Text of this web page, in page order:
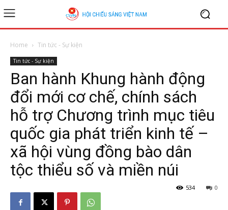
Home Tin tức - Sự kiện
Tin tức - Sự kiện
Ban hành Khung hành động
đổi mới cơ chế, chính sách
hỗ trợ Chương trình mục tiêu
quốc gia phát triển kinh tế –
xã hội vùng đồng bào dân
tộc thiểu số và miền núi
0
534